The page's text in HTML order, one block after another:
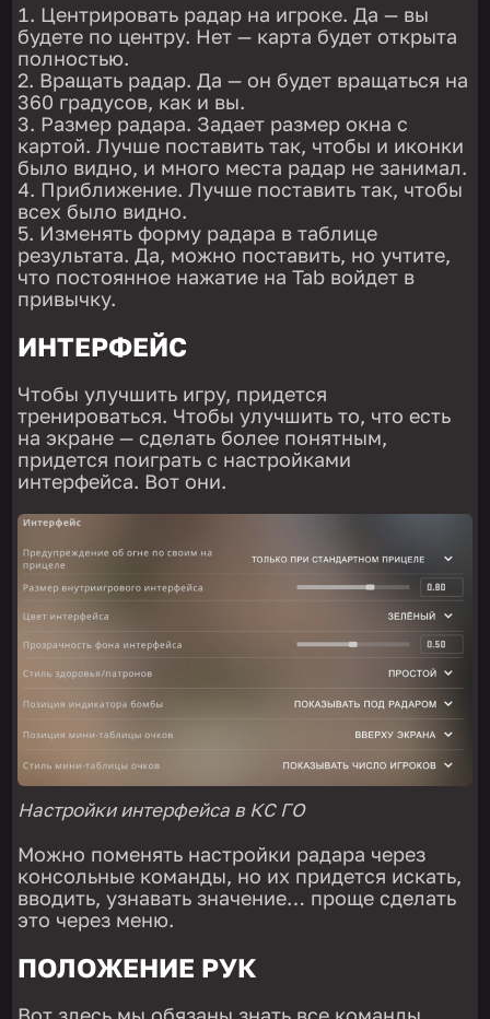
Центрировать радар на игроке. Да — вы
будете по центру. Нет — карта будет открыта
полностью.
Вращать радар. Да — он будет вращаться на
360 градусов, как и вы.
Размер радара. Задает размер окна с
картой. Лучше поставить так, чтобы и иконки
было видно, и много места радар не занимал.
Приближение. Лучше поставить так, чтобы
всех было видно.
Изменять форму радара в таблице
результата. Да, можно поставить, но учтите,
что постоянное нажатие на Tab войдет в
привычку.
ИНТЕРФЕЙС
Чтобы улучшить игру, придется
тренироваться. Чтобы улучшить то, что есть
на экране — сделать более понятным,
придется поиграть с настройками
интерфейса. Вот они.
Настройки интерфейса в КС ГО
Можно поменять настройки радара через
консольные команды, но их придется искать,
вводить, узнавать значение… проще сделать
это через меню.
ПОЛОЖЕНИЕ РУК